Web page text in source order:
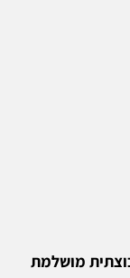
קבוצתית מושלמת